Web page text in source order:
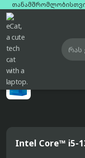
მთავარი პროცესორი
Intel Core™ i5-